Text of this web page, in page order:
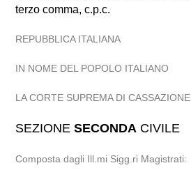
terzo comma, c.p.c.
REPUBBLICA ITALIANA
IN NOME DEL POPOLO ITALIANO
LA CORTE SUPREMA DI CASSAZIONE
SEZIONESECONDA CIVILE
Composta dagli Ill.mi Sigg.ri Magistrati: